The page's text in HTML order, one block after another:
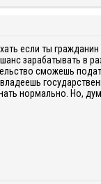
если ты
зарабатывать в
сможешь
нормально. Но,